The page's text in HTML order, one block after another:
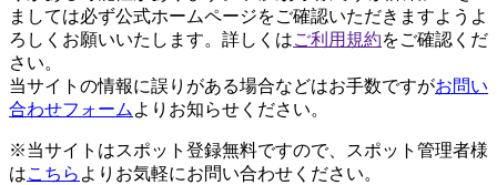
ましては必ず公式ホームページをご確認いただきますようよ
ろしくお願いいたします。詳しくはご利用規約をご確認くだ
さい。
当サイトの情報に誤りがある場合などはお手数ですがお問い
合わせフォーム よりお知らせください。
※当サイトはスポット登録無料ですので、スポット管理者様
はこちら よりお気軽にお問い合わせください。